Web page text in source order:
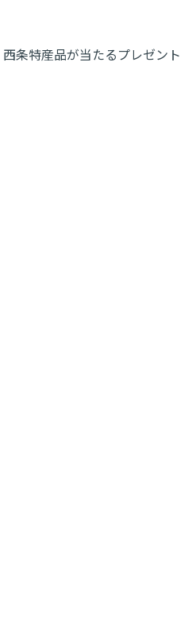
条特産品が当たるプレゼント